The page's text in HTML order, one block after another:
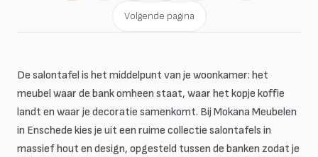
Volgende pagina
De salontafel is het middelpunt van je woonkamer: het
meubel waar de bank omheen staat, waar het kopje koffie
landt en waar je decoratie samenkomt. Bij Mokana Meubelen
in Enschede kies je uit een ruime collectie salontafels in
massief hout en design, opgesteld tussen de banken zodat je